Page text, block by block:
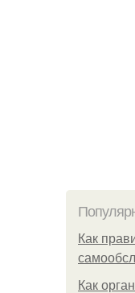
Как
Как